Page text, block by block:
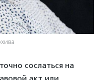
сослаться на